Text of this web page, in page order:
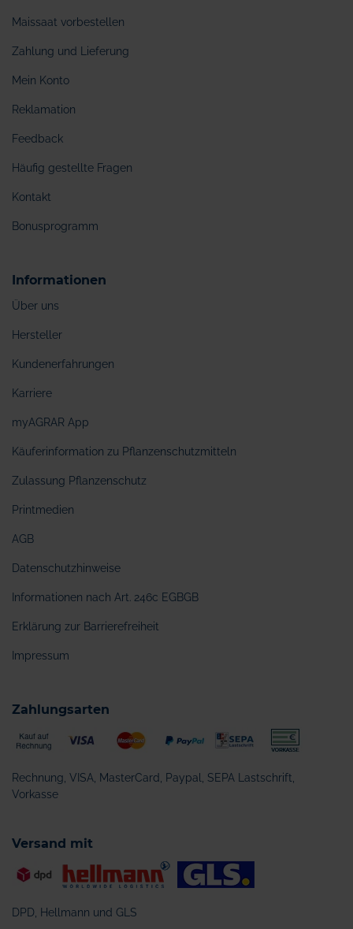
Maissaat vorbestellen
Zahlung und Lieferung
Mein Konto
Reklamation
Feedback
Häufig gestellte Fragen
Kontakt
Bonusprogramm
Informationen
Über uns
Hersteller
Kundenerfahrungen
Karriere
myAGRAR App
Käuferinformation zu Pflanzenschutzmitteln
Zulassung Pflanzenschutz
Printmedien
AGB
Datenschutzhinweise
Informationen nach Art. 246c EGBGB
Erklärung zur Barrierefreiheit
Impressum
Zahlungsarten
Rechnung, VISA, MasterCard, Paypal, SEPA Lastschrift,
Vorkasse
Versand mit
DPD, Hellmann und GLS